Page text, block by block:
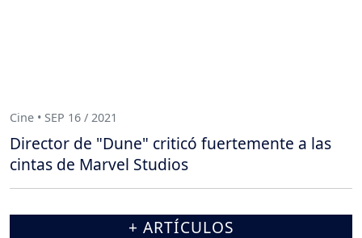
Cine • SEP 16 / 2021
Director de "Dune" criticó fuertemente a las
cintas de Marvel Studios
+ ARTÍCULOS